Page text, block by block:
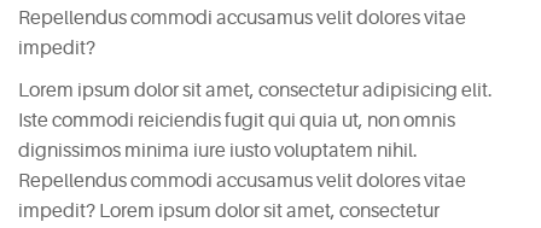
Repellendus commodi accusamus velit dolores vitae
impedit?
Lorem ipsum dolor sit amet, consectetur adipisicing elit.
Iste commodi reiciendis fugit qui quia ut, non omnis
dignissimos minima iure iusto voluptatem nihil.
Repellendus commodi accusamus velit dolores vitae
impedit? Lorem ipsum dolor sit amet, consectetur